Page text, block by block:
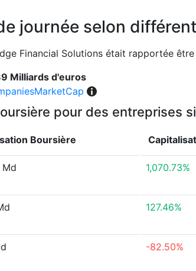
journée selon
Financial Solutions était rapportée être
Milliards d'euros
pour des entreprises
Boursière
1,070.73%
127.46%
-82.50%